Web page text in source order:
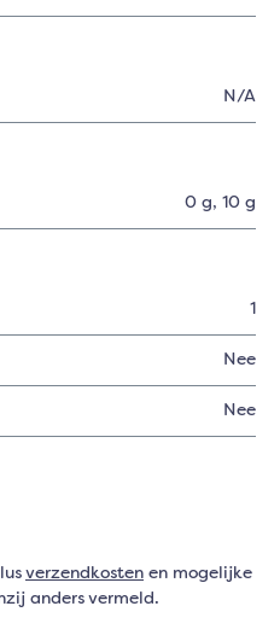
N/A
0 g, 10 g
1
Nee
Nee
verzendkosten en mogelijke
anders vermeld.